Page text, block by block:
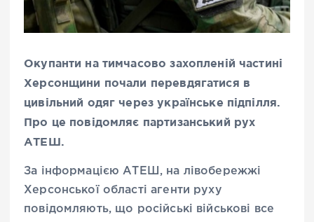
Окупанти на тимчасово захопленій частині
Херсонщини почали перевдягатися в
цивільний одяг через українське підпілля.
Про це повідомляє партизанський рух
АТЕШ.
За інформацією АТЕШ, на лівобережжі
Херсонської області агенти руху
повідомляють, що російські військові все